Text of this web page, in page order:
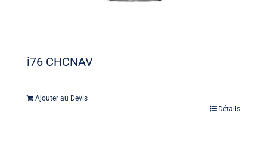
i76 CHCNAV
Ajouter au Devis
Détails